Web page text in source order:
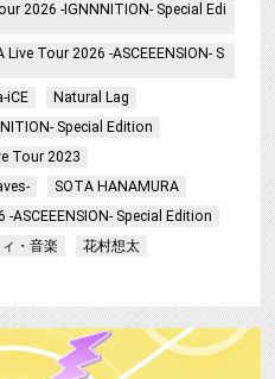
2026 -IGNNNITION- Special Edi
Tour 2026 -ASCEEENSION- S
iCE
Natural Lag
Special Edition
Tour 2023
SOTA HANAMURA
ASCEEENSION- Special Edition
・音楽
花村想太